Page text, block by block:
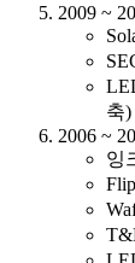
2009 ~
축)
2006 ~
잉